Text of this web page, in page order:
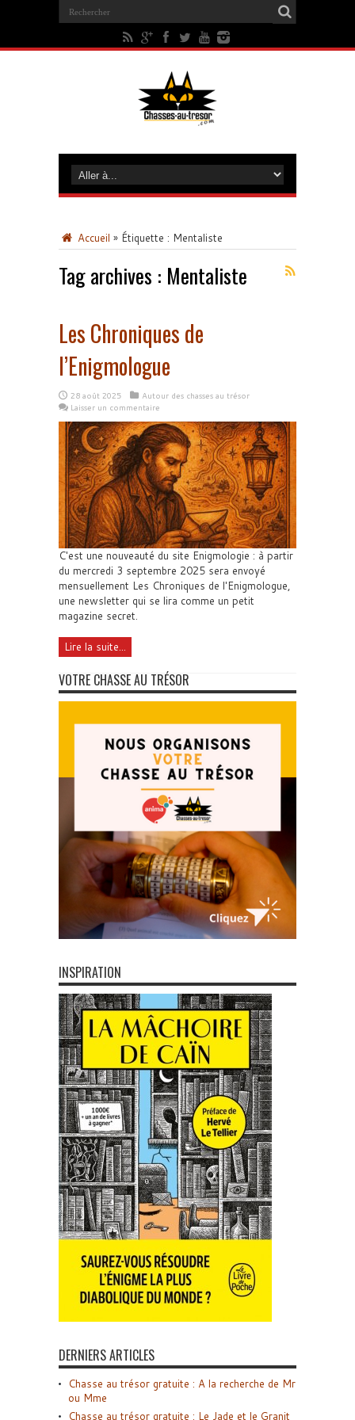
Accueil » Étiquette : Mentaliste
Tag archives : Mentaliste
Les Chroniques de
l’Enigmologue
28 août 2025
Autour des chasses au trésor
Laisser un commentaire
C'est une nouveauté du site Enigmologie : à partir
du mercredi 3 septembre 2025 sera envoyé
mensuellement Les Chroniques de l'Enigmologue,
une newsletter qui se lira comme un petit
magazine secret.
Lire la suite...
VOTRE CHASSE AU TRÉSOR
INSPIRATION
DERNIERS ARTICLES
Chasse au trésor gratuite : A la recherche de Mr
ou Mme
Chasse au trésor gratuite : Le Jade et le Granit